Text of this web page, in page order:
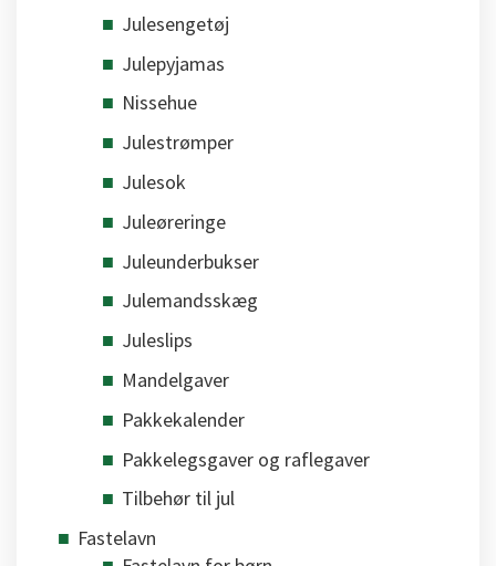
Julesengetøj
Julepyjamas
Nissehue
Julestrømper
Julesok
Juleøreringe
Juleunderbukser
Julemandsskæg
Juleslips
Mandelgaver
Pakkekalender
Pakkelegsgaver og raflegaver
Tilbehør til jul
Fastelavn